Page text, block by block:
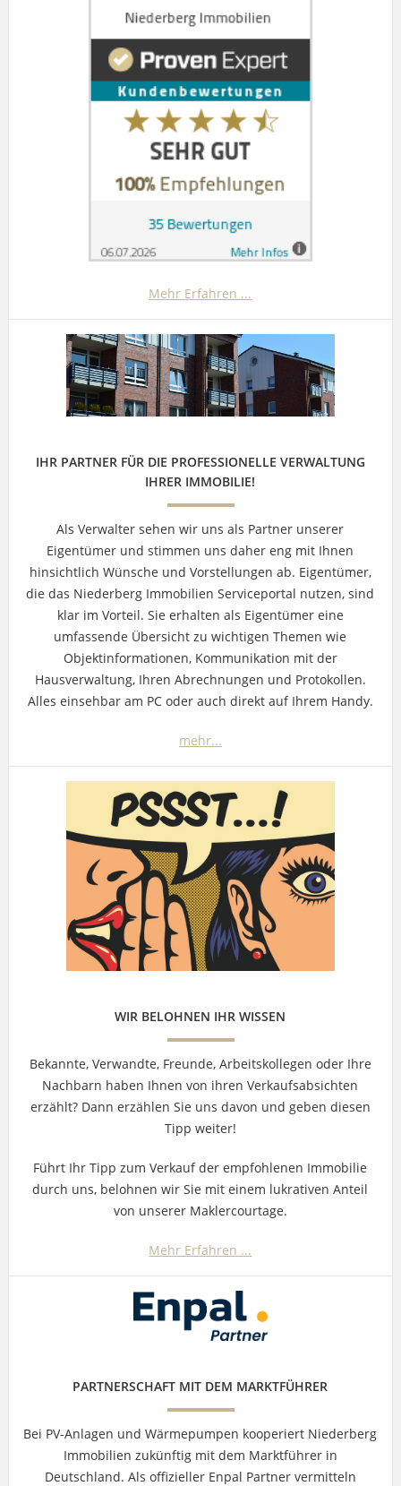
Mehr Erfahren ...
IHR PARTNER FÜR DIE PROFESSIONELLE VERWALTUNG
IHRER IMMOBILIE!
Als Verwalter sehen wir uns als Partner unserer
Eigentümer und stimmen uns daher eng mit Ihnen
hinsichtlich Wünsche und Vorstellungen ab. Eigentümer,
die das Niederberg Immobilien Serviceportal nutzen, sind
klar im Vorteil. Sie erhalten als Eigentümer eine
umfassende Übersicht zu wichtigen Themen wie
Objektinformationen, Kommunikation mit der
Hausverwaltung, Ihren Abrechnungen und Protokollen.
Alles einsehbar am PC oder auch direkt auf Ihrem Handy.
mehr...
WIR BELOHNEN IHR WISSEN
Bekannte, Verwandte, Freunde, Arbeitskollegen oder Ihre
Nachbarn haben Ihnen von ihren Verkaufsabsichten
erzählt? Dann erzählen Sie uns davon und geben diesen
Tipp weiter!
Führt Ihr Tipp zum Verkauf der empfohlenen Immobilie
durch uns, belohnen wir Sie mit einem lukrativen Anteil
von unserer Maklercourtage.
Mehr Erfahren ...
PARTNERSCHAFT MIT DEM MARKTFÜHRER
Bei PV-Anlagen und Wärmepumpen kooperiert Niederberg
Immobilien zukünftig mit dem Marktführer in
Deutschland. Als offizieller Enpal Partner vermitteln